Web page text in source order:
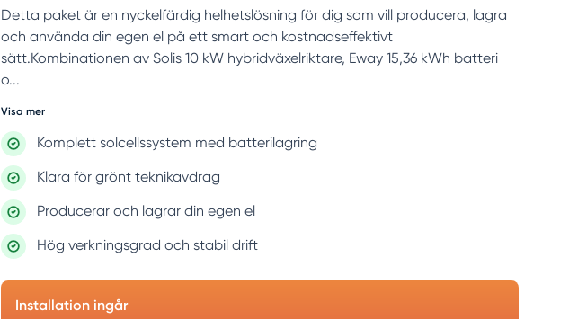
Detta paket är en nyckelfärdig helhetslösning för dig som vill producera, lagra
och använda din egen el på ett smart och kostnadseffektivt
sätt.Kombinationen av Solis 10 kW hybridväxelriktare, Eway 15,36 kWh batteri
o...
Visa mer
Komplett solcellssystem med batterilagring
Klara för grönt teknikavdrag
Producerar och lagrar din egen el
Hög verkningsgrad och stabil drift
Installation ingår